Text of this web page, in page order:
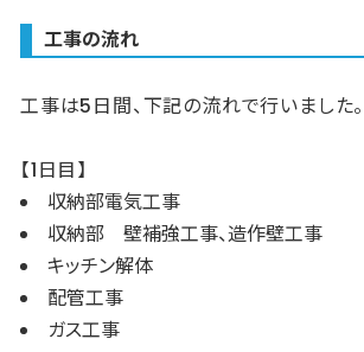
工事の流れ
工事は5日間、下記の流れで行いました。
【1日目】
収納部電気工事
収納部 壁補強工事、造作壁工事
キッチン解体
配管工事
ガス工事